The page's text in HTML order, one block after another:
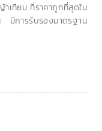
เทียม ที่ราคาถูกที่สุดใน
มีการรับรองมาตรฐาน